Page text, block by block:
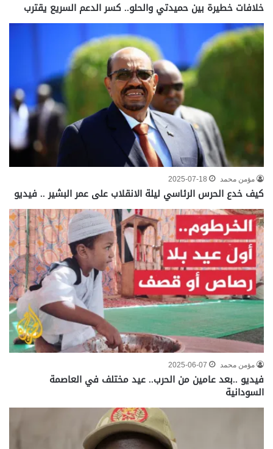
خلافات خطيرة بين حميدتي والحلو.. كسر الدعم السريع يقترب
مؤمن محمد 2025-07-18
كيف خدع الحرس الرئاسي ليلة الانقلاب على عمر البشير .. فيديو
مؤمن محمد 2025-06-07
فيديو ..بعد عامين من الحرب.. عيد مختلف في العاصمة
السودانية